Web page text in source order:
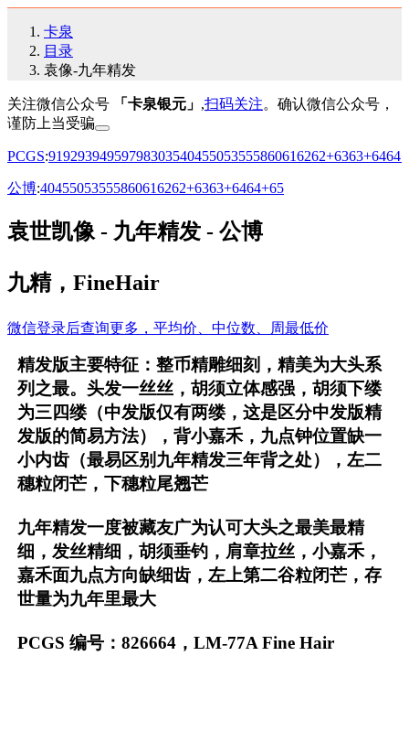
卡泉
目录
袁像-九年精发
关注微信公众号 「卡泉银元」 ,扫码关注。确认微信公众号，
谨防上当受骗
PCGS:91929394959798303540455053555860616262+6363+6464+
公博:40455053555860616262+6363+6464+65
袁世凯像 - 九年精发 - 公博
九精，FineHair
微信登录后查询更多，平均价、中位数、周最低价
精发版主要特征：整币精雕细刻，精美为大头系
列之最。头发一丝丝，胡须立体感强，胡须下缕
为三四缕（中发版仅有两缕，这是区分中发版精
发版的简易方法），背小嘉禾，九点钟位置缺一
小内齿（最易区别九年精发三年背之处），左二
穗粒闭芒，下穗粒尾翘芒
九年精发一度被藏友广为认可大头之最美最精
细，发丝精细，胡须垂钓，肩章拉丝，小嘉禾，
嘉禾面九点方向缺细齿，左上第二谷粒闭芒，存
世量为九年里最大
PCGS 编号：826664，LM-77A Fine Hair